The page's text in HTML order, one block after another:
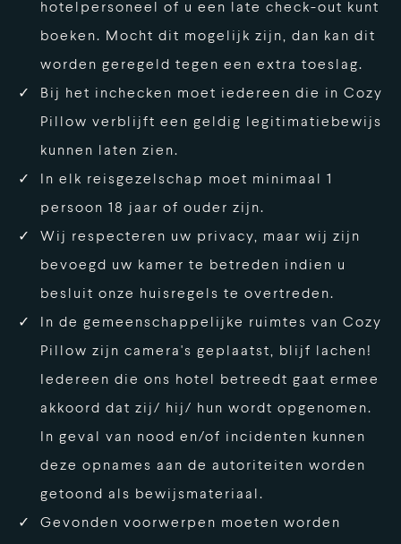
hotelpersoneel of u een late check-out kunt
boeken. Mocht dit mogelijk zijn, dan kan dit
worden geregeld tegen een extra toeslag.
Bij het inchecken moet iedereen die in Cozy
Pillow verblijft een geldig legitimatiebewijs
kunnen laten zien.
In elk reisgezelschap moet minimaal 1
persoon 18 jaar of ouder zijn.
Wij respecteren uw privacy, maar wij zijn
bevoegd uw kamer te betreden indien u
besluit onze huisregels te overtreden.
In de gemeenschappelijke ruimtes van Cozy
Pillow zijn camera's geplaatst, blijf lachen!
Iedereen die ons hotel betreedt gaat ermee
akkoord dat zij/ hij/ hun wordt opgenomen.
In geval van nood en/of incidenten kunnen
deze opnames aan de autoriteiten worden
getoond als bewijsmateriaal.
Gevonden voorwerpen moeten worden